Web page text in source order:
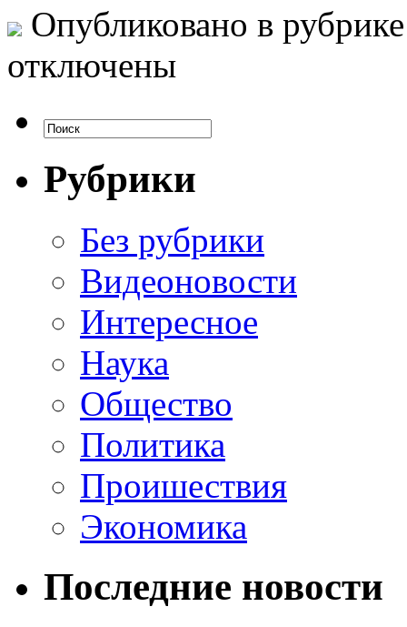
Опубликовано в
отключены
Рубрики
Без рубрики
Видеоновости
Интересное
Наука
Общество
Политика
Проишествия
Экономика
Последние новости